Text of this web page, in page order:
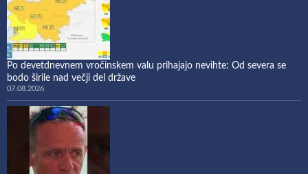
Po devetdnevnem vročinskem valu prihajajo nevihte: Od severa se
bodo širile nad večji del države
07.08.2026